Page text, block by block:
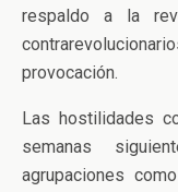
respaldo a la
provocación.
Las hostilidades
semanas
agrupaciones